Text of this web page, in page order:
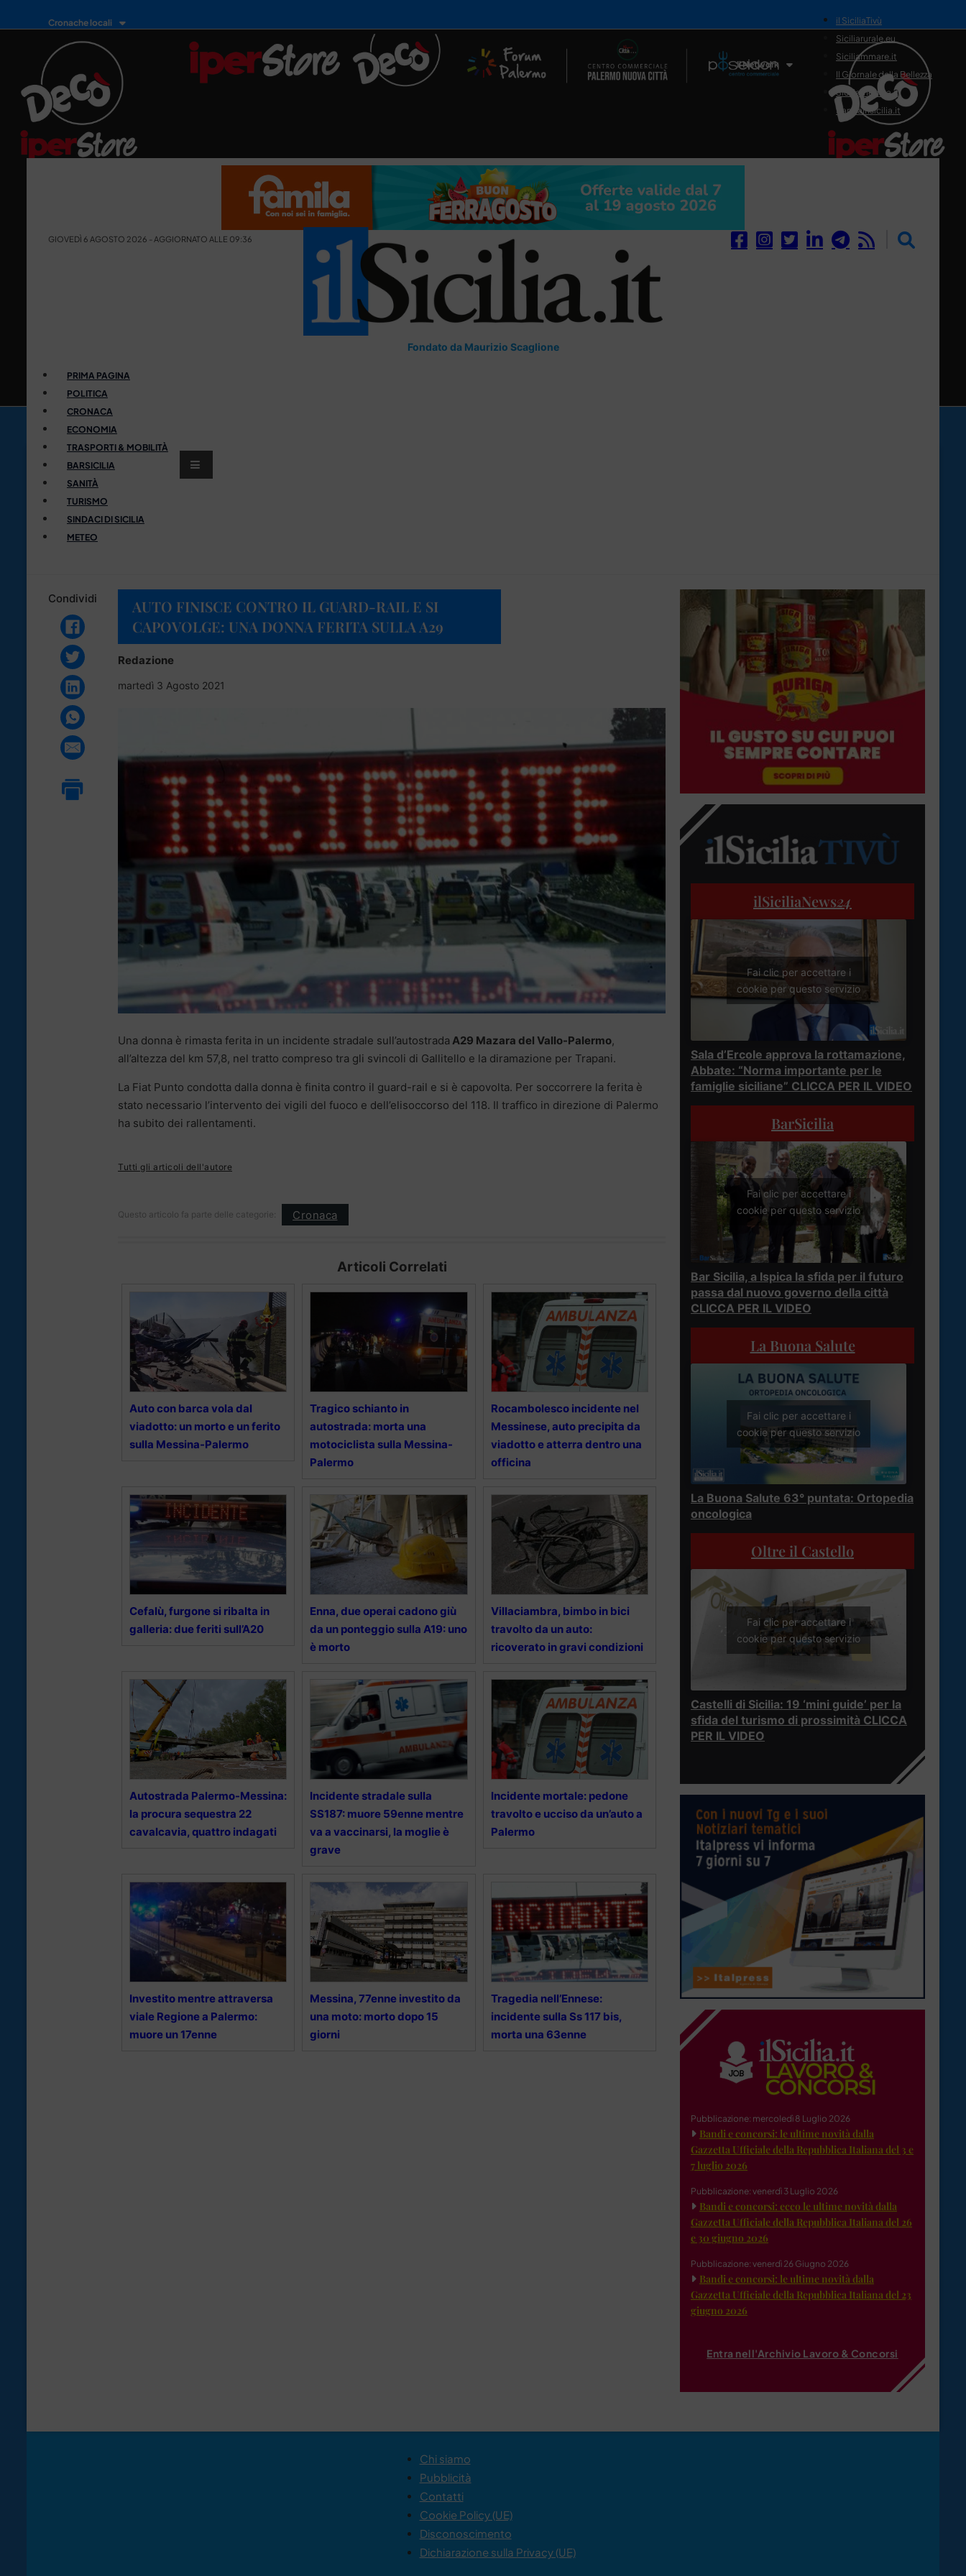
Cronache locali
Il Network
il SiciliaTivù
Siciliarurale.eu
Siciliammare.it
Il Giornale della Bellezza
Siciliamedica.it
Sanitainsicilia.it
GIOVEDÌ 6 AGOSTO 2026 - AGGIORNATO ALLE 09:36
Fondato da Maurizio Scaglione
PRIMA PAGINA
POLITICA
CRONACA
ECONOMIA
TRASPORTI & MOBILITÀ
BARSICILIA
SANITÀ
TURISMO
SINDACI DI SICILIA
METEO
Condividi
AUTO FINISCE CONTRO IL GUARD-RAIL E SI
CAPOVOLGE: UNA DONNA FERITA SULLA A29
Redazione
martedì 3 Agosto 2021
Una donna è rimasta ferita in un incidente stradale sull’autostrada A29 Mazara del Vallo-Palermo,
all’altezza del km 57,8, nel tratto compreso tra gli svincoli di Gallitello e la diramazione per Trapani.
La Fiat Punto condotta dalla donna è finita contro il guard-rail e si è capovolta. Per soccorrere la ferita è
stato necessario l’intervento dei vigili del fuoco e dell’elisoccorso del 118. Il traffico in direzione di Palermo
ha subito dei rallentamenti.
Tutti gli articoli dell'autore
Questo articolo fa parte delle categorie: Cronaca
Articoli Correlati
Auto con barca vola dal
viadotto: un morto e un ferito
sulla Messina-Palermo
Tragico schianto in
autostrada: morta una
motociclista sulla Messina-
Palermo
Rocambolesco incidente nel
Messinese, auto precipita da
viadotto e atterra dentro una
officina
Cefalù, furgone si ribalta in
galleria: due feriti sull’A20
Enna, due operai cadono giù
da un ponteggio sulla A19: uno
è morto
Villaciambra, bimbo in bici
travolto da un auto:
ricoverato in gravi condizioni
Autostrada Palermo-Messina:
la procura sequestra 22
cavalcavia, quattro indagati
Incidente stradale sulla
SS187: muore 59enne mentre
va a vaccinarsi, la moglie è
grave
Incidente mortale: pedone
travolto e ucciso da un’auto a
Palermo
Investito mentre attraversa
viale Regione a Palermo:
muore un 17enne
Messina, 77enne investito da
una moto: morto dopo 15
giorni
Tragedia nell’Ennese:
incidente sulla Ss 117 bis,
morta una 63enne
ilSiciliaNews24
Fai clic per accettare i
cookie per questo servizio
Sala d’Ercole approva la rottamazione,
Abbate: “Norma importante per le
famiglie siciliane” CLICCA PER IL VIDEO
BarSicilia
Fai clic per accettare i
cookie per questo servizio
Bar Sicilia, a Ispica la sfida per il futuro
passa dal nuovo governo della città
CLICCA PER IL VIDEO
La Buona Salute
Fai clic per accettare i
cookie per questo servizio
La Buona Salute 63° puntata: Ortopedia
oncologica
Oltre il Castello
Fai clic per accettare i
cookie per questo servizio
Castelli di Sicilia: 19 ‘mini guide’ per la
sfida del turismo di prossimità CLICCA
PER IL VIDEO
Pubblicazione: mercoledì 8 Luglio 2026
Bandi e concorsi: le ultime novità dalla
Gazzetta Ufficiale della Repubblica Italiana del 3 e
7 luglio 2026
Pubblicazione: venerdì 3 Luglio 2026
Bandi e concorsi: ecco le ultime novità dalla
Gazzetta Ufficiale della Repubblica Italiana del 26
e 30 giugno 2026
Pubblicazione: venerdì 26 Giugno 2026
Bandi e concorsi: le ultime novità dalla
Gazzetta Ufficiale della Repubblica Italiana del 23
giugno 2026
Entra nell'Archivio Lavoro & Concorsi
Chi siamo
Pubblicità
Contatti
Cookie Policy (UE)
Disconoscimento
Dichiarazione sulla Privacy (UE)